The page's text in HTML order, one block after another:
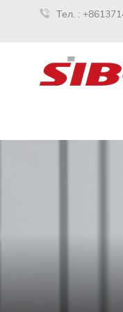
Тел. :